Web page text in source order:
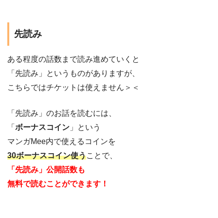
先読み
ある程度の話数まで読み進めていくと
「先読み」というものがありますが、
こちらではチケットは使えません＞＜
「先読み」のお話を読むには、
「 ボーナスコイン 」という
マンガMee内で使えるコインを
30ボーナスコイン使うことで、
「先読み」公開話数も
無料で読むことができます！